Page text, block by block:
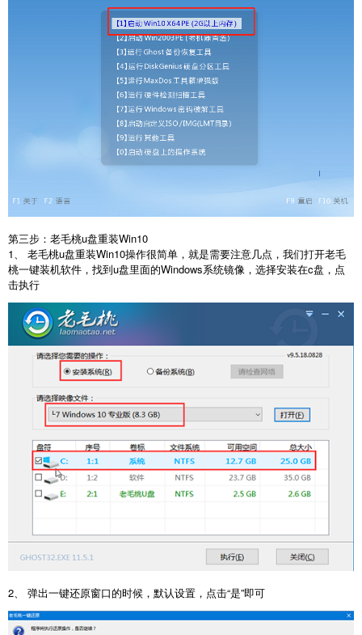
第三步：老毛桃u盘重装Win10
1、 老毛桃u盘重装Win10操作很简单，就是需要注意几点，我们打开老毛
桃一键装机软件，找到u盘里面的Windows系统镜像，选择安装在c盘，点
击执行
2、 弹出一键还原窗口的时候，默认设置，点击“是”即可